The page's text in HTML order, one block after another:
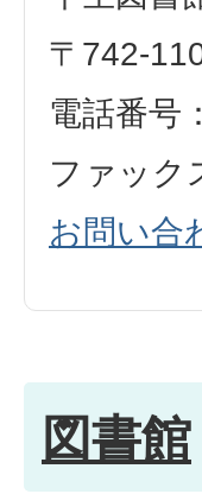
〒742-
電話番号：
ファック
お問い合
図書館